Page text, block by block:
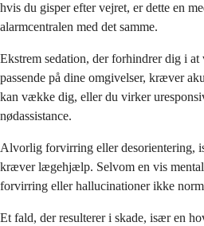
hvis du gisper efter vejret, er dette en
alarmcentralen med det samme.
Ekstrem sedation, der forhindrer dig i at
passende på dine omgivelser, kræver
kan vække dig, eller du virker
nødassistance.
Alvorlig forvirring eller desorientering,
kræver lægehjælp. Selvom en vis
forvirring eller hallucinationer ikke
Et fald, der resulterer i skade, især en